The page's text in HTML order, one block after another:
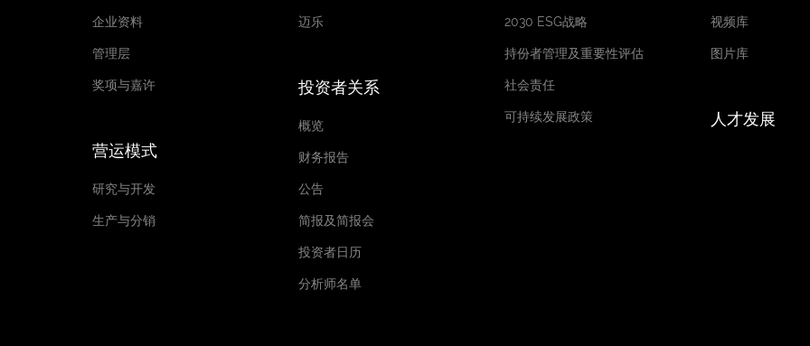
企业资料
管理层
奖项与嘉许
营运模式
研究与开发
生产与分销
迈乐
投资者关系
概览
财务报告
公告
简报及简报会
投资者日历
分析师名单
2030 ESG战略
持份者管理及重要性评估
社会责任
可持续发展政策
视频库
图片库
人才发展